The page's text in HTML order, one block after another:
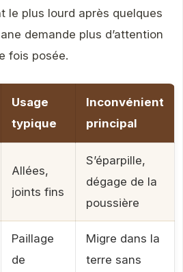
le plus lourd après quelques
demande plus d’attention
fois posée.
Usage
typique
Inconvénient
principal
Allées,
joints fins
S’éparpille,
dégage de la
poussière
Paillage
de
Migre dans la
terre sans